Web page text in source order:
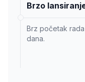
Brzo
Brz početak
dana.